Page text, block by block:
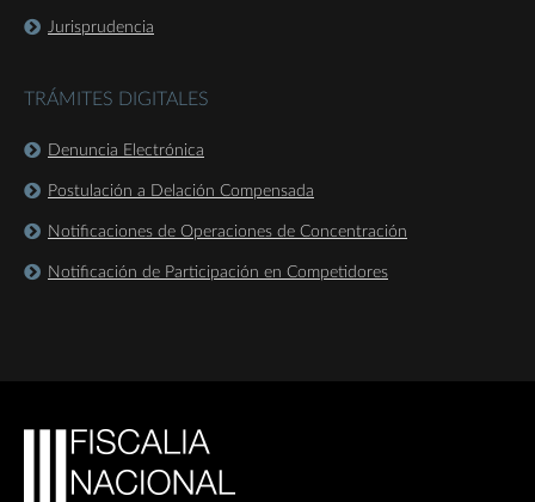
Jurisprudencia
TRÁMITES DIGITALES
Denuncia Electrónica
Postulación a Delación Compensada
Notificaciones de Operaciones de Concentración
Notificación de Participación en Competidores